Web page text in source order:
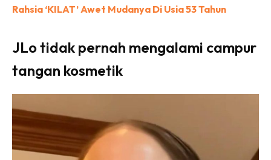
Rahsia ‘KILAT’ Awet Mudanya Di Usia 53 Tahun
JLo tidak pernah mengalami campur
tangan kosmetik